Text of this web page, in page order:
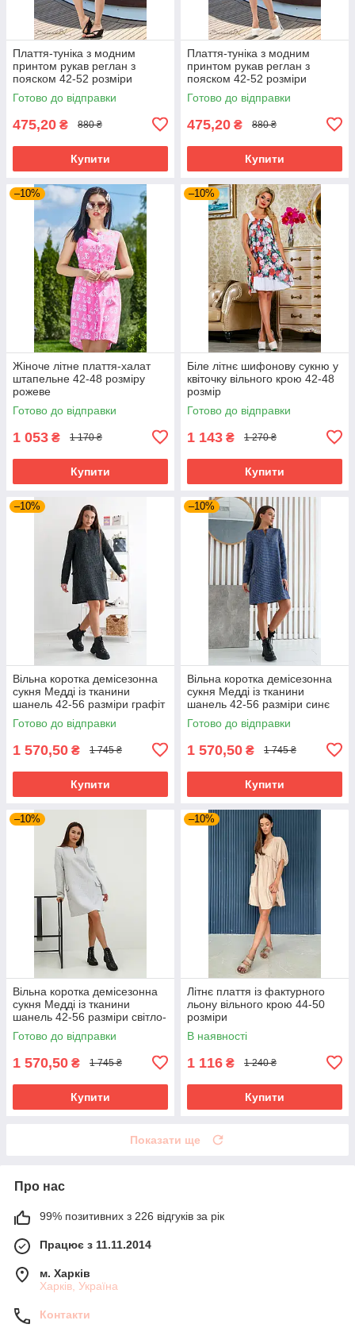
Плаття-туніка з модним
принтом рукав реглан з
пояском 42-52 розміри
Готово до відправки
475,20 ₴ 880 ₴
Купити
Плаття-туніка з модним
принтом рукав реглан з
пояском 42-52 розміри
Готово до відправки
475,20 ₴ 880 ₴
Купити
–10%
Жіноче літне плаття-халат
штапельне 42-48 розміру
рожеве
Готово до відправки
1 053 ₴ 1 170 ₴
Купити
–10%
Біле літнє шифонову сукню у
квіточку вільного крою 42-48
розмір
Готово до відправки
1 143 ₴ 1 270 ₴
Купити
–10%
Вільна коротка демісезонна
сукня Медді із тканини
шанель 42-56 разміри графіт
Готово до відправки
1 570,50 ₴ 1 745 ₴
Купити
–10%
Вільна коротка демісезонна
сукня Медді із тканини
шанель 42-56 разміри синє
Готово до відправки
1 570,50 ₴ 1 745 ₴
Купити
–10%
Вільна коротка демісезонна
сукня Медді із тканини
шанель 42-56 разміри світло-
сіра
Готово до відправки
1 570,50 ₴ 1 745 ₴
Купити
–10%
Літнє плаття із фактурного
льону вільного крою 44-50
розміри
В наявності
1 116 ₴ 1 240 ₴
Купити
Показати ще
Про нас
99% позитивних з 226 відгуків за рік
Працює з 11.11.2014
м. Харків
Харків, Україна
Контакти